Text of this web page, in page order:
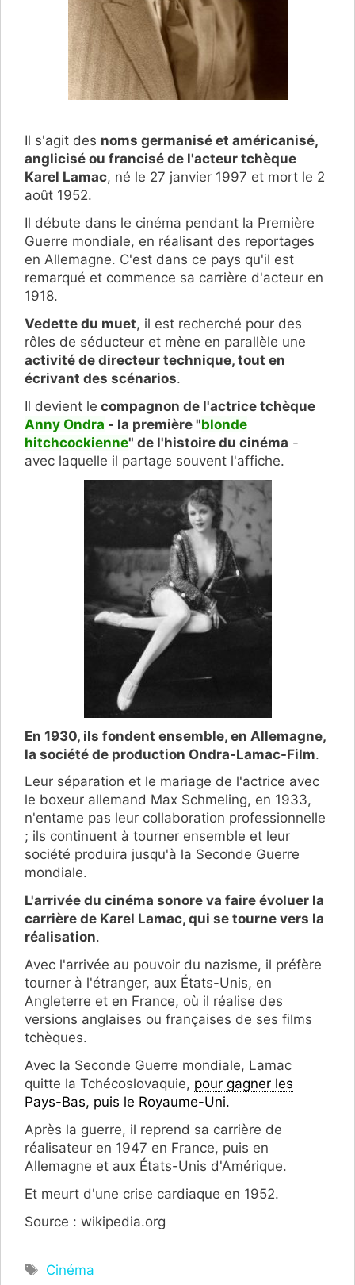
Il s'agit des noms germanisé et américanisé,
anglicisé ou francisé de l'acteur tchèque
Karel Lamac, né le 27 janvier 1997 et mort le 2
août 1952.
Il débute dans le cinéma pendant la Première
Guerre mondiale, en réalisant des reportages
en Allemagne. C'est dans ce pays qu'il est
remarqué et commence sa carrière d'acteur en
1918.
Vedette du muet, il est recherché pour des
rôles de séducteur et mène en parallèle une
activité de directeur technique, tout en
écrivant des scénarios.
Il devient le compagnon de l'actrice tchèque
Anny Ondra - la première "blonde
hitchcockienne" de l'histoire du cinéma -
avec laquelle il partage souvent l'affiche.
En 1930, ils fondent ensemble, en Allemagne,
la société de production Ondra-Lamac-Film.
Leur séparation et le mariage de l'actrice avec
le boxeur allemand Max Schmeling, en 1933,
n'entame pas leur collaboration professionnelle
; ils continuent à tourner ensemble et leur
société produira jusqu'à la Seconde Guerre
mondiale.
L'arrivée du cinéma sonore va faire évoluer la
carrière de Karel Lamac, qui se tourne vers la
réalisation.
Avec l'arrivée au pouvoir du nazisme, il préfère
tourner à l'étranger, aux États-Unis, en
Angleterre et en France, où il réalise des
versions anglaises ou françaises de ses films
tchèques.
Avec la Seconde Guerre mondiale, Lamac
quitte la Tchécoslovaquie, pour gagner les
Pays-Bas, puis le Royaume-Uni.
Après la guerre, il reprend sa carrière de
réalisateur en 1947 en France, puis en
Allemagne et aux États-Unis d'Amérique.
Et meurt d'une crise cardiaque en 1952.
Source : wikipedia.org
Étiquettes
Cinéma